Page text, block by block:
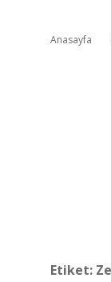
Anasayfa
Etiket: